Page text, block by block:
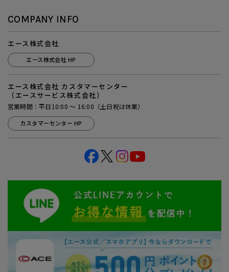
COMPANY INFO
エース株式会社
エース株式会社 HP
エース株式会社 カスタマーセンター
（エースサービス株式会社）
営業時間：平日10:00 ～ 16:00（土日祝は休業）
カスタマーセンター HP